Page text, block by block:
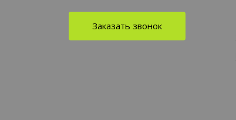
Заказать звонок